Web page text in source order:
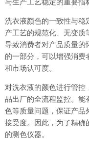
与生产工艺稳定的重要指
洗衣液颜色的一致性与稳
产工艺的规范化、无变质
导致消费者对产品质量的
的一部分，可以增强消费
和市场认可度。
对洗衣液的颜色进行管控
品出厂的全流程监控。能
色等质量问题，保证产品
接受度。因此，为了精确
的测色仪器。